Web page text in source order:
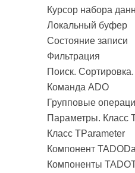
Курсор набора
Локальный буфер
Состояние записи
Фильтрация
Поиск. Сортировка.
Команда ADO
Групповые
Параметры. Класс
Класс TParameter
Компонент
Компоненты